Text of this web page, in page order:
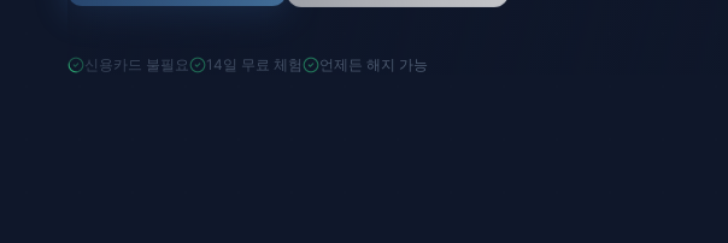
신용카드 불필요 14일 무료 체험 언제든 해지 가능